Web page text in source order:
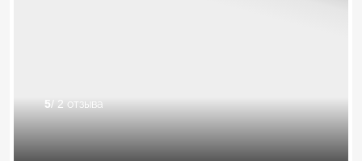
5/ 2 отзыва